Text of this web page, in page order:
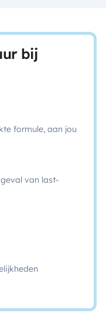
bij
formule, aan jou
van last-